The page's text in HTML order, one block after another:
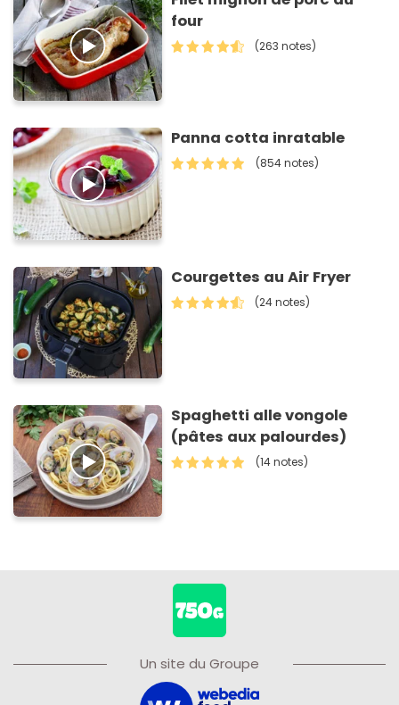
four
(263 notes)
Panna cotta inratable
(854 notes)
Courgettes au Air Fryer
(24 notes)
Spaghetti alle vongole
(pâtes aux palourdes)
(14 notes)
Un site du Groupe